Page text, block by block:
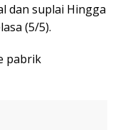
dan suplai Hingga
(5/5).
pabrik